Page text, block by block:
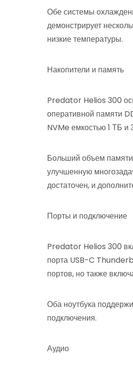
Обе системы
демонстрирует
низкие температуры.
Накопители и память
Predator Helios 300
оперативной памяти
NVMe емкостью 1 ТБ и
Больший объем памяти
улучшенную
достаточен, и
Порты и подключение
Predator Helios 300
порта USB-C
портов, но также
Оба ноутбука
подключения.
Аудио